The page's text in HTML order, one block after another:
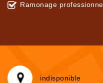
Ramonage
indisponible